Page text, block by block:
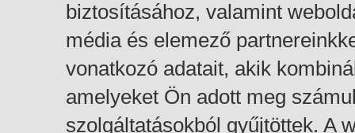
biztosításához, valamint
média és elemező
vonatkozó adatait, akik
amelyeket Ön adott meg
szolgáltatásokból gyűjtöttek. A